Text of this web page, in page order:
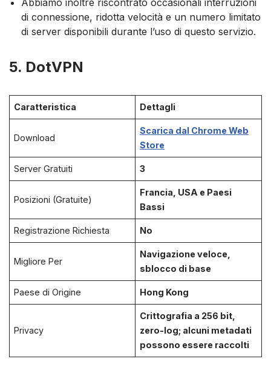
Abbiamo inoltre riscontrato occasionali interruzioni
di connessione, ridotta velocità e un numero limitato
di server disponibili durante l’uso di questo servizio.
5. DotVPN
Caratteristica Dettagli
Download
Scarica dal Chrome Web
Store
Server Gratuiti 3
Posizioni (Gratuite)
Francia, USA e Paesi
Bassi
Registrazione Richiesta No
Migliore Per
Navigazione veloce,
sblocco di base
Paese di Origine Hong Kong
Privacy
Crittografia a 256 bit,
zero-log; alcuni metadati
possono essere raccolti